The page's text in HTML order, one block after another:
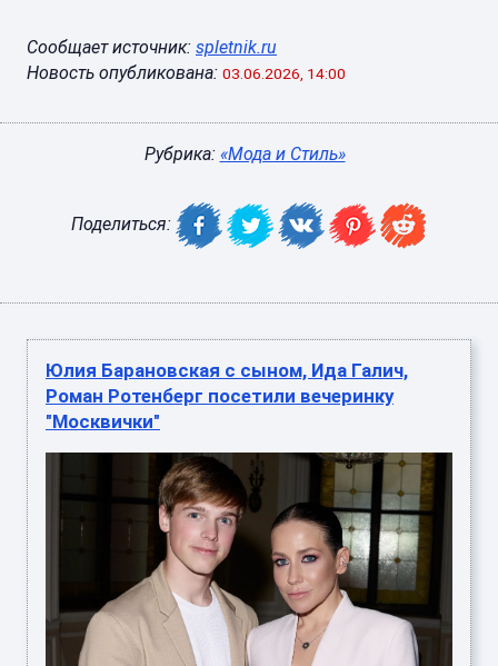
Сообщает источник: spletnik.ru
Новость опубликована: 03.06.2026, 14:00
Рубрика: «Мода и Стиль»
Поделиться:
Юлия Барановская с сыном, Ида Галич,
Роман Ротенберг посетили вечеринку
"Москвички"